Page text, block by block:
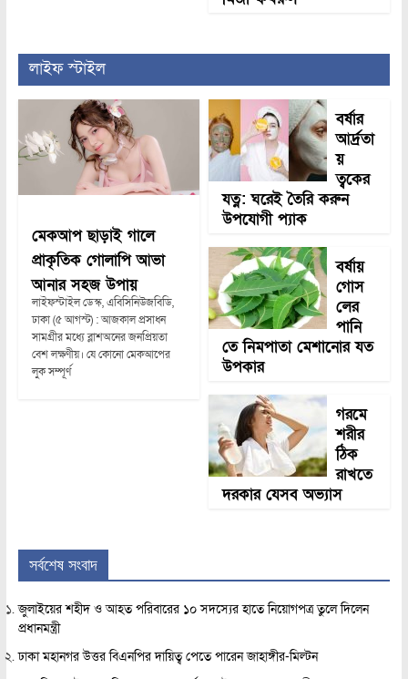
লাইফ স্টাইল
মেকআপ ছাড়াই গালে
প্রাকৃতিক গোলাপি আভা
আনার সহজ উপায়
লাইফস্টাইল ডেস্ক, এবিসিনিউজবিডি,
ঢাকা (৫ আগস্ট) : আজকাল প্রসাধন
সামগ্রীর মধ্যে ব্লাশঅনের জনপ্রিয়তা
বেশ লক্ষণীয়। যে কোনো মেকআপের
লুক সম্পূর্ণ
বর্ষার
আর্দ্রতা
য়
ত্বকের
যত্ন: ঘরেই তৈরি করুন
উপযোগী প্যাক
বর্ষায়
গোস
লের
পানি
তে নিমপাতা মেশানোর যত
উপকার
গরমে
শরীর
ঠিক
রাখতে
দরকার যেসব অভ্যাস
সর্বশেষ সংবাদ
জুলাইয়ের শহীদ ও আহত পরিবারের ১০ সদস্যের হাতে নিয়োগপত্র তুলে দিলেন
প্রধানমন্ত্রী
ঢাকা মহানগর উত্তর বিএনপির দায়িত্ব পেতে পারেন জাহাঙ্গীর-মিল্টন